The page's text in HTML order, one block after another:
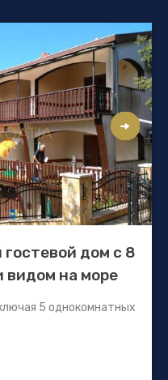
дом с 8
на море
5 однокомнатных